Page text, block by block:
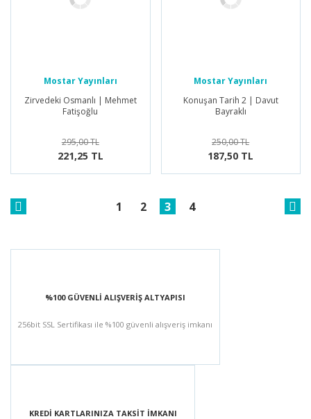
Mostar Yayınları
Zirvedeki Osmanlı | Mehmet
Fatişoğlu
295,00 TL
221,25 TL
Mostar Yayınları
Konuşan Tarih 2 | Davut
Bayraklı
250,00 TL
187,50 TL
1 2 3 4
%100 GÜVENLİ ALIŞVERİŞ ALTYAPISI
256bit SSL Sertifikası ile %100 güvenli alışveriş imkanı
KREDİ KARTLARINIZA TAKSİT İMKANI